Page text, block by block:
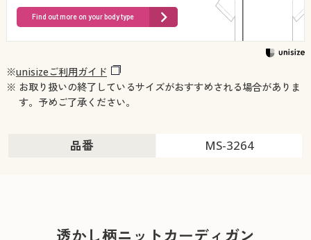
Find out more on your body type
※unisizeご利用ガイド
※ お取り扱いの終了しているサイズがおすすめされる場合がありま
す。予めご了承ください。
品番 MS-3264
透かし柄ニットカーディガン